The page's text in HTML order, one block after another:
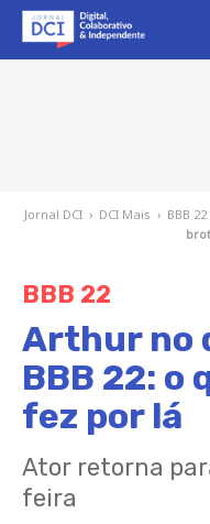
Jornal DCI › DCI Mais › BBB 22
BBB 22
Arthur no
BBB 22: o
fez por lá
Ator retorna
feira